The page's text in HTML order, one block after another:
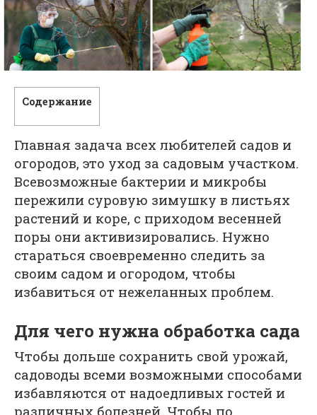
Содержание
Главная задача всех любителей садов и
огородов, это уход за садовым участком.
Всевозможные бактерии и микробы
пережили суровую зимушку в листьях
растений и коре, с приходом весенней
поры они активизировались. Нужно
стараться своевременно следить за
своим садом и огородом, чтобы
избавиться от нежеланных проблем.
Для чего нужна обработка сада
Чтобы дольше сохранить свой урожай,
садоводы всеми возможными способами
избавляются от надоедливых гостей и
различных болезней. Чтобы по